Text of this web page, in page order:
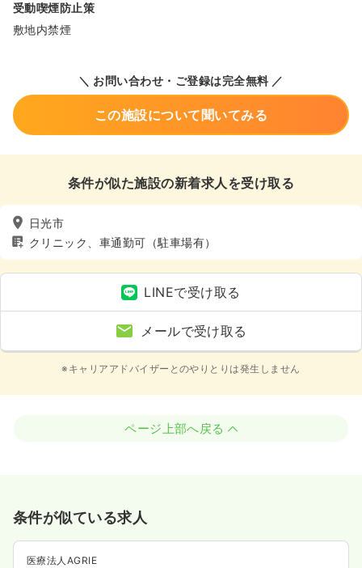
受動喫煙防止策
敷地内禁煙
＼ お問い合わせ・ご登録は完全無料 ／
この施設について聞いてみる
条件が似た施設の新着求人を受け取る
日光市
クリニック、車通勤可（駐車場有）
LINEで受け取る
メールで受け取る
※キャリアアドバイザーとのやりとりは発生しません
ページ上部へ戻る
条件が似ている求人
医療法人AGRIE